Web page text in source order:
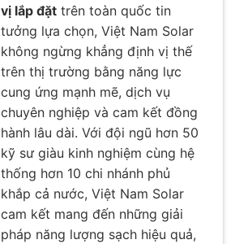
vị lắp đặt trên toàn quốc tin
tưởng lựa chọn, Việt Nam Solar
không ngừng khẳng định vị thế
trên thị trường bằng năng lực
cung ứng mạnh mẽ, dịch vụ
chuyên nghiệp và cam kết đồng
hành lâu dài. Với đội ngũ hơn 50
kỹ sư giàu kinh nghiệm cùng hệ
thống hơn 10 chi nhánh phủ
khắp cả nước, Việt Nam Solar
cam kết mang đến những giải
pháp năng lượng sạch hiệu quả,